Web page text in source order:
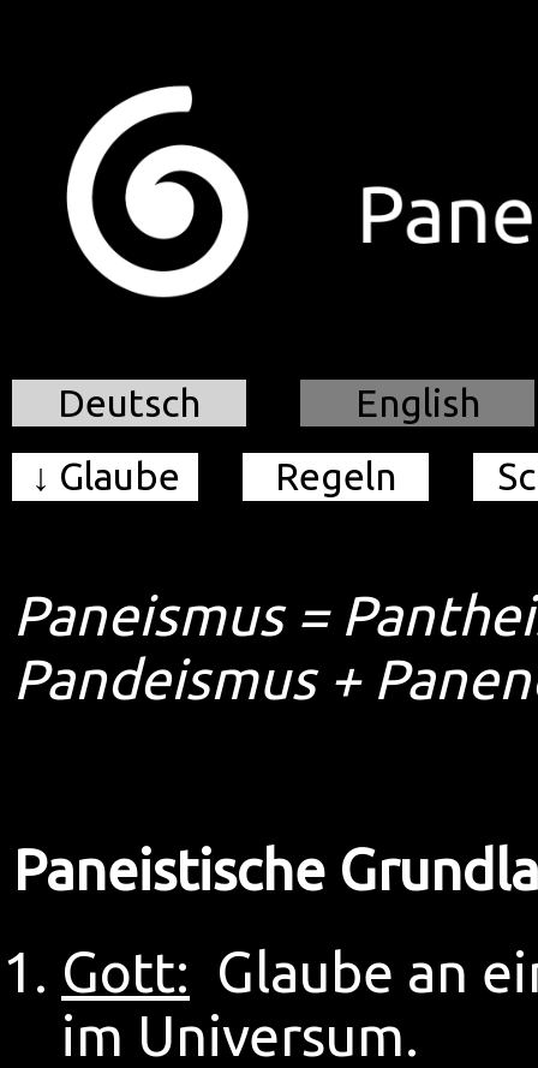
Deutsch
English
↓ Glaube
Regeln
Paneismus =
Pandeismus +
Paneistische
Gott: Glaube an
im Universum.